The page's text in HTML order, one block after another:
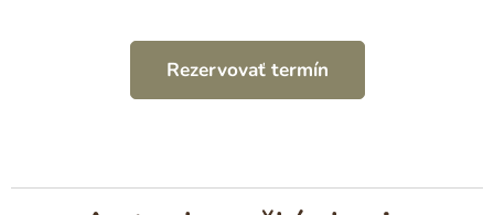
Rezervovať termín